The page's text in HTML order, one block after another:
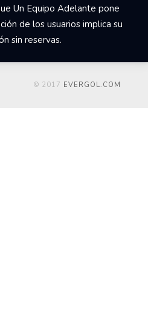
Un Equipo Adelante pone
de los usuarios implica su
sin reservas.
© 2017 EVERGOL.COM